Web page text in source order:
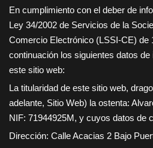
En cumplimiento con el deber de
Ley 34/2002 de Servicios de la
Comercio Electrónico (LSSI-CE) de
continuación los siguientes datos
este sitio web:
La titularidad de este sitio web,
adelante, Sitio Web) la ostenta:
NIF: 71944925M, y cuyos datos de
Dirección: Calle Acacias 2 Bajo